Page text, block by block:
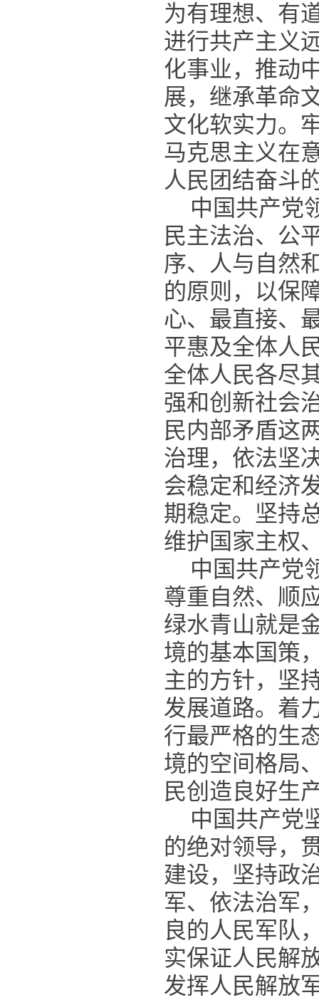
为有理想、有
进行共产主义
化事业，推动
展，继承革命
文化软实力。
马克思主义在
人民团结奋斗
中国共产党
民主法治、公
序、人与自然
的原则，以保
心、最直接、
平惠及全体人
全体人民各尽
强和创新社会
民内部矛盾这
治理，依法坚
会稳定和经济
期稳定。坚持
维护国家主权
中国共产党
尊重自然、顺
绿水青山就是
境的基本国策
主的方针，坚
发展道路。着
行最严格的生
境的空间格局
民创造良好生
中国共产党
的绝对领导，
建设，坚持政
军、依法治军
良的人民军队
实保证人民解
发挥人民解放